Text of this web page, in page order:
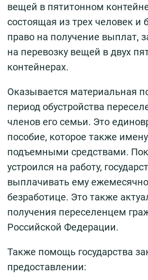
вещей в пятитонном
состоящая из трех человек и
право на получение выплат,
на перевозку вещей в двух
контейнерах.
Оказывается материальная
период обустройства
членов его семьи. Это
пособие, которое также
подъемными средствами.
устроился на работу,
выплачивать ему
безработице. Это также
получения переселенцем
Российской Федерации.
Также помощь государства
предоставлении: